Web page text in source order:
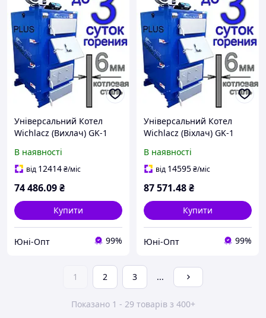
Універсальний Котел
Wichlacz (Вихлач) GK-1
Твердопаливний +15% до
всіх Технічних
"єВідновлення"
В наявності
від 12414₴/міс
74 486.09₴
Купити
Юні-Опт 99%
Універсальний Котел
Wichlacz (Віхлач) GK-1
Твердопаливний +15% до
всіх Технічних
"єВідновлення"
В наявності
від 14595₴/міс
87 571.48₴
Купити
Юні-Опт 99%
1 2 3 ...
Показано 1 - 29 товарів з 400+